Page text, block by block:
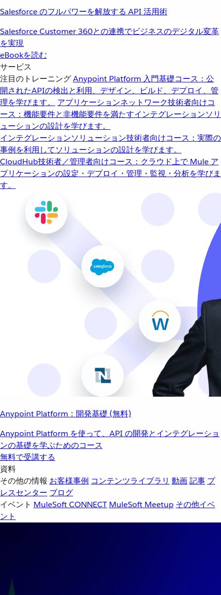
Salesforce のフルパワーを解放する API 活用術
Salesforce Customer 360との連携でビジネスのデジタル変革
を実現
eBookを読む
サービス
注目のトレーニングAnypoint Platform 入門基礎コース：公
開されたAPIの検出と利用、デザイン、ビルド、デプロイ、管
理を学びます。
アプリケーションネットワーク技術者向けコ
ース：機能要件と非機能要件を満たすインテグレーションソリ
ューションの設計を学びます。
インテグレーションソリューション技術者向けコース：実際の
事例を利用してソリューションの設計を学びます。
CloudHub技術者／管理者向けコース：クラウド上で Mule ア
プリケーションの設定・デプロイ・管理・監視・分析を学びま
す。
Anypoint Platform：開発基礎 (無料)
Anypoint Platform を使って、API の開発とインテグレーショ
ンの基礎を学ぶためのコース
無料で受講する
資料
その他の情報 お客様事例 コンテンツライブラリ 動画記事 プ
レスセンター ブログ
イベント MuleSoft CONNECT MuleSoft Meetup その他イベ
ント